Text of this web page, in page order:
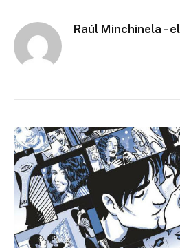
Raúl Minchinela -